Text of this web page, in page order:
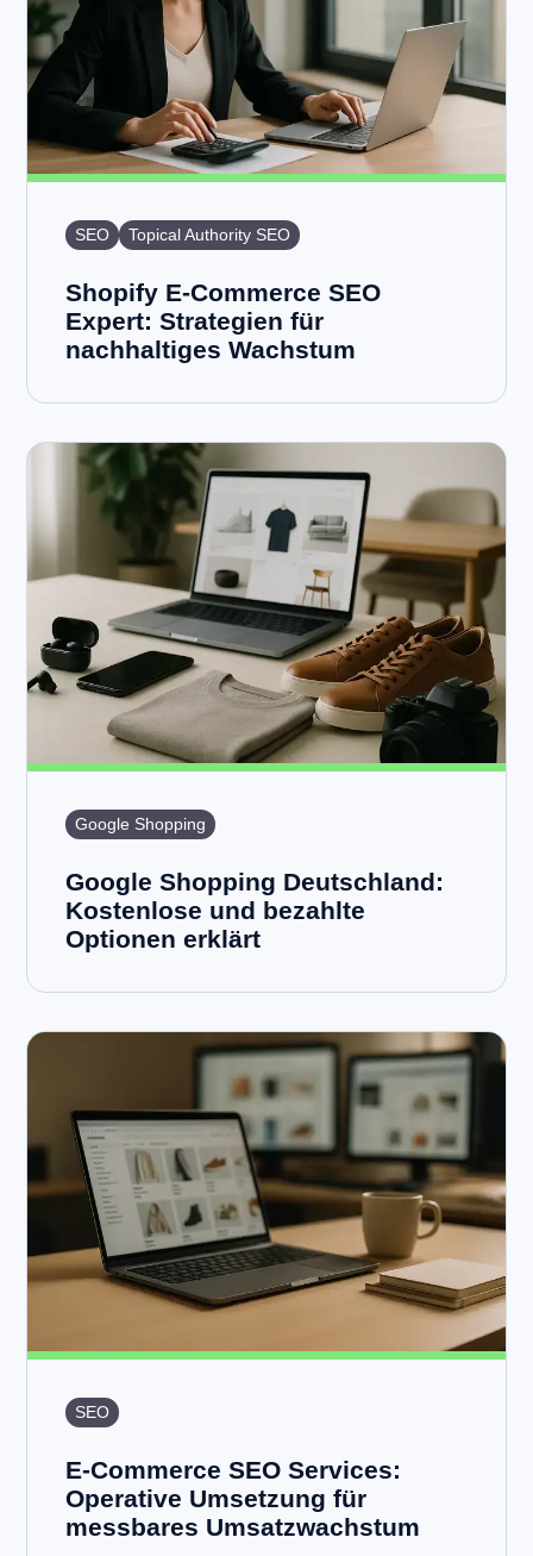
SEO Topical Authority SEO
Shopify E-Commerce SEO
Expert: Strategien für
nachhaltiges Wachstum
Google Shopping
Google Shopping Deutschland:
Kostenlose und bezahlte
Optionen erklärt
SEO
E-Commerce SEO Services:
Operative Umsetzung für
messbares Umsatzwachstum